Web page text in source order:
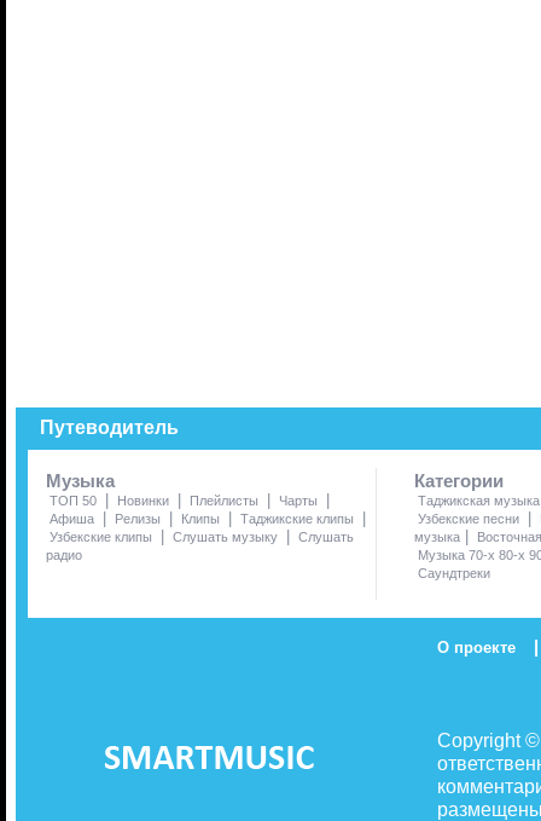
Путеводитель
Музыка
ТОП 50 | Новинки | Плейлисты | Чарты |
Афиша | Релизы | Клипы | Таджикские клипы |
Узбекские клипы | Слушать музыку | Слушать
радио
Категории
Таджикская музыка
Узбекские песни
|
музыка |
Музыка 70-х 80-х
Саундтреки
О проекте |
Copyright
размещены